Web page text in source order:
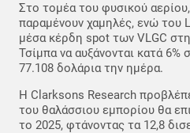
Στο τομέα του φυσικού
παραμένουν χαμηλές, ενώ του
μέσα κέρδη spot των VLGC
Τσίμπα να αυξάνονται κατά
77.108 δολάρια την ημέρα.
Η Clarksons Research
του θαλάσσιου εμπορίου θα
το 2025, φτάνοντας τα 12,8